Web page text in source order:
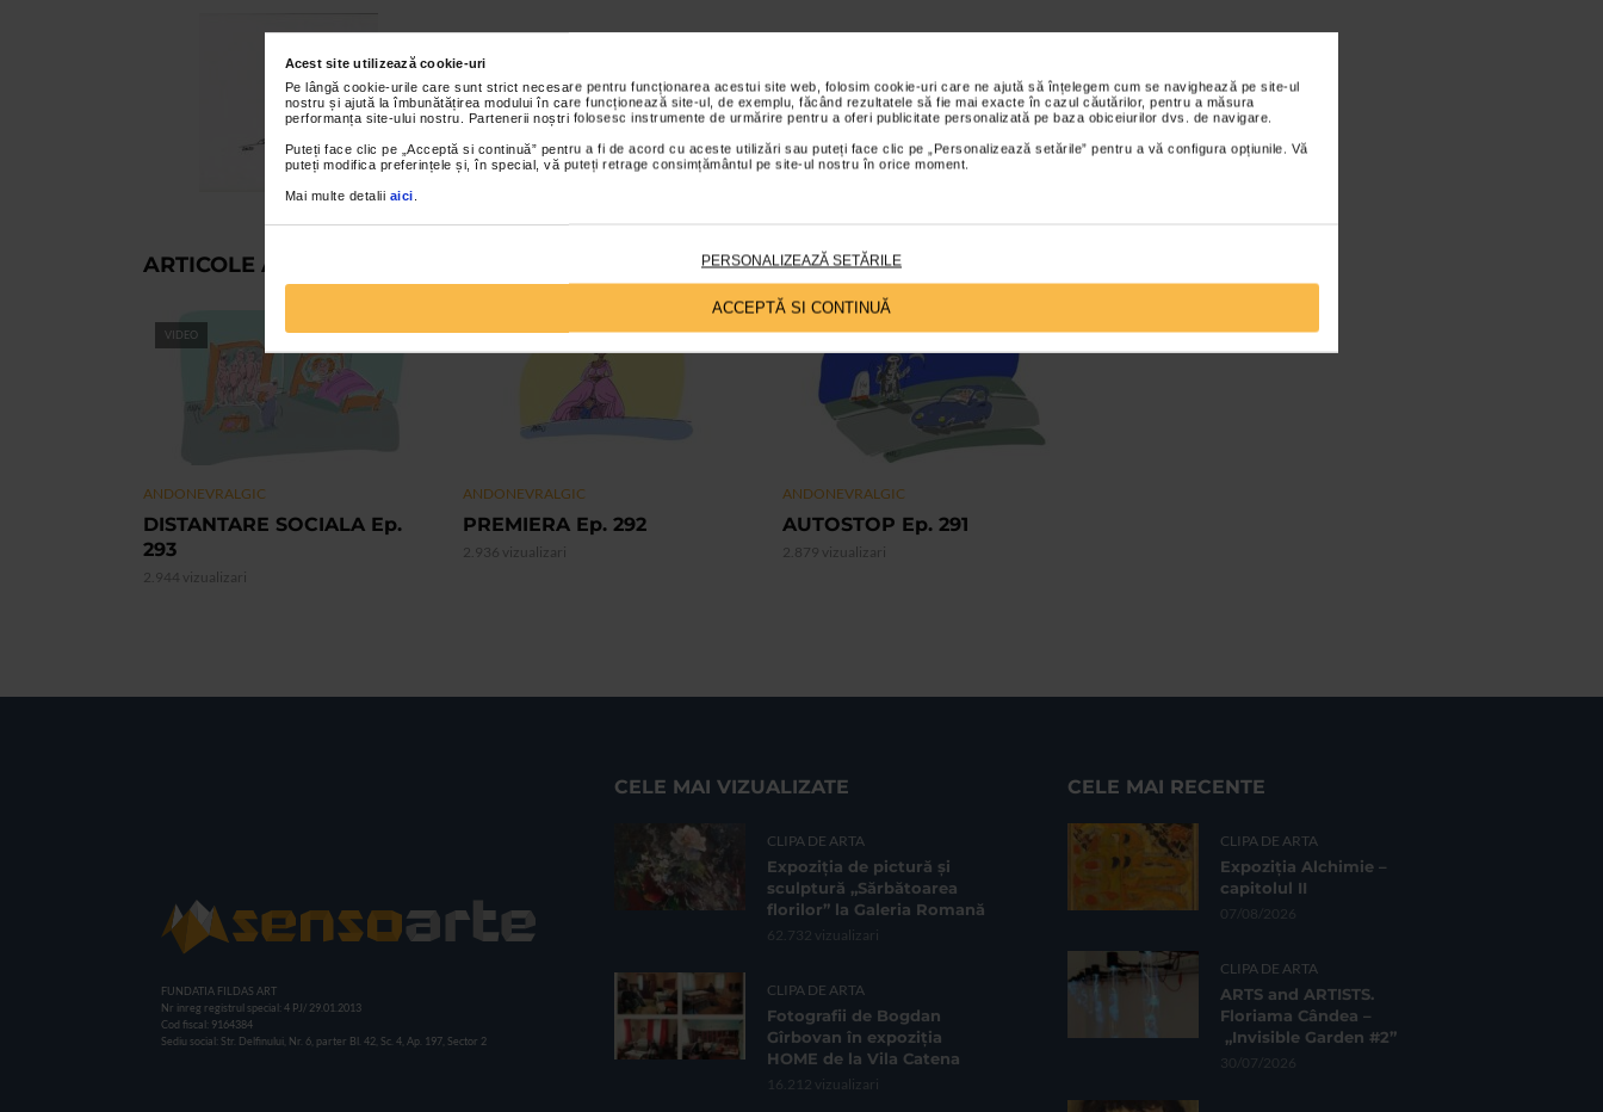
Acest site utilizează cookie-uri
Pe lângă cookie-urile care sunt strict necesare pentru funcționarea acestui site web, folosim cookie-uri care ne ajută să înțelegem cum se navighează pe site-ul
nostru și ajută la îmbunătățirea modului în care funcționează site-ul, de exemplu, făcând rezultatele să fie mai exacte în cazul căutărilor, pentru a măsura
performanța site-ului nostru. Partenerii noștri folosesc instrumente de urmărire pentru a oferi publicitate personalizată pe baza obiceiurilor dvs. de navigare.
Puteți face clic pe „Acceptă si continuă” pentru a fi de acord cu aceste utilizări sau puteți face clic pe „Personalizează setările” pentru a vă configura opțiunile. Vă
puteți modifica preferințele și, în special, vă puteți retrage consimțământul pe site-ul nostru în orice moment.
Mai multe detalii aici
PERSONALIZEAZĂ SETĂRILE
ACCEPTĂ SI CONTINUĂ
ARTICOLE ASEMANATOARE
VIDEO
ANDONEVRALGIC
DISTANTARE SOCIALA Ep.
293
2.944 vizualizari
VIDEO
ANDONEVRALGIC
PREMIERA Ep. 292
2.936 vizualizari
VIDEO
ANDONEVRALGIC
AUTOSTOP Ep. 291
2.879 vizualizari
FUNDATIA FILDAS ART
Nr inreg registrul special: 4 PJ/ 29.01.2013
Cod fiscal: 9164384
Sediu social: Str. Delfinului, Nr. 6, parter Bl. 42, Sc. 4, Ap. 197, Sector 2
CELE MAI VIZUALIZATE
CLIPA DE ARTA
Expoziția de pictură și
sculptură „Sărbătoarea
florilor” la Galeria Romană
62.732 vizualizari
CLIPA DE ARTA
Fotografii de Bogdan
Gîrbovan în expoziția
HOME de la Vila Catena
16.212 vizualizari
CELE MAI RECENTE
CLIPA DE ARTA
Expoziția Alchimie –
capitolul II
07/08/2026
CLIPA DE ARTA
ARTS and ARTISTS.
Floriama Cândea –
„Invisible Garden #2”
30/07/2026